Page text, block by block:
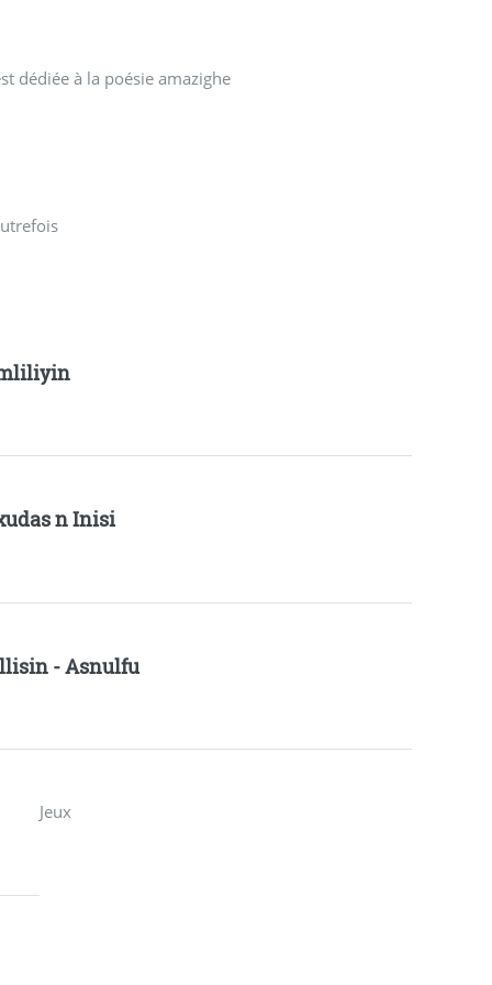
dédiée à la poésie amazighe
n Inisi
- Asnulfu
Jeux